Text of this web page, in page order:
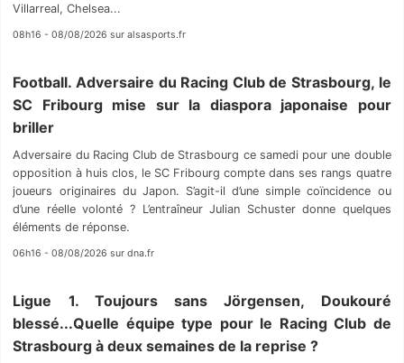
Villarreal, Chelsea...
08h16 - 08/08/2026 sur alsasports.fr
Football. Adversaire du Racing Club de Strasbourg, le
SC Fribourg mise sur la diaspora japonaise pour
briller
Adversaire du Racing Club de Strasbourg ce samedi pour une double
opposition à huis clos, le SC Fribourg compte dans ses rangs quatre
joueurs originaires du Japon. S’agit-il d’une simple coïncidence ou
d’une réelle volonté ? L’entraîneur Julian Schuster donne quelques
éléments de réponse.
06h16 - 08/08/2026 sur dna.fr
Ligue 1. Toujours sans Jörgensen, Doukouré
blessé...Quelle équipe type pour le Racing Club de
Strasbourg à deux semaines de la reprise ?